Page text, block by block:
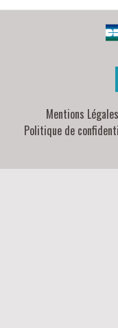
Mentions Légales
Politique de